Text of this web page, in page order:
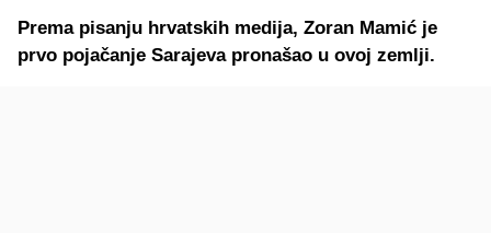
Prema pisanju hrvatskih medija, Zoran Mamić je
prvo pojačanje Sarajeva pronašao u ovoj zemlji.